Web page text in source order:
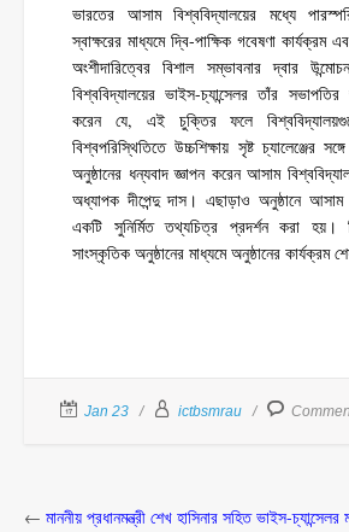
ভারতের আসাম বিশ্ববিদ্যালয়ের মধ্যে
স্বাক্ষরের মাধ্যমে দ্বি-পাক্ষিক গবেষণা কার্যক্রম
অংশীদারিত্বের বিশাল সম্ভাবনার দ্বার
বিশ্ববিদ্যালয়ের ভাইস-চ্যান্সেলর তাঁর
করেন যে, এই চুক্তির ফলে
বিশ্বপরিস্থিতিতে উচ্চশিক্ষায় সৃষ্ট চ্যালেঞ্জের
অনুষ্ঠানের ধন্যবাদ জ্ঞাপন করেন আসাম
অধ্যাপক দীপেন্দু দাস। এছাড়াও অনুষ্ঠানে আসাম
একটি সুনির্মিত তথ্যচিত্র প্রদর্শন করা হয়।
সাংস্কৃতিক অনুষ্ঠানের মাধ্যমে অনুষ্ঠানের কার্যক্রম
Jan 23 ictbsmrau
← মাননীয় প্রধানমন্ত্রী শেখ হাসিনার সহিত ভাইস-চ্যান্সেলর